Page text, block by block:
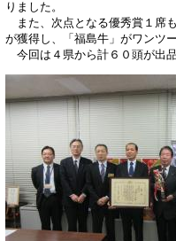
りました。
また、次点となる優秀賞１席
が獲得し、「福島牛」がワンツ
今回は４県から計６０頭が出品